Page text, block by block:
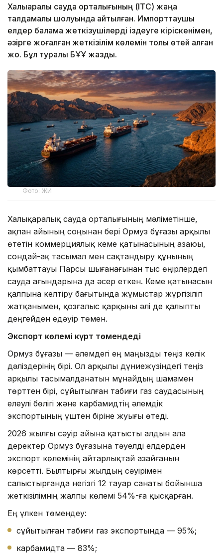
Халықаралық сауда орталығының (ITC) жаңа
талдамалық шолуында айтылған. Импорттаушы
елдер балама жеткізушілерді іздеуге кіріскенімен,
әзірге жоғалған жеткізілім көлемін толық өтей алған
жоқ. Бұл туралы БҰҰ жазды.
Фото: ЖИ
Халықаралық сауда орталығының мәліметінше,
ақпан айының соңынан бері Ормуз бұғазы арқылы
өтетін коммерциялық кеме қатынасының азаюы,
сондай-ақ тасымал мен сақтандыру құнының
қымбаттауы Парсы шығанағынан тыс өңірлердегі
сауда ағындарына да әсер еткен. Кеме қатынасын
қалпына келтіру бағытында жұмыстар жүргізіліп
жатқанымен, қозғалыс қарқыны әлі де қалыпты
деңгейден едәуір төмен.
Экспорт көлемі күрт төмендеді
Ормуз бұғазы — әлемдегі ең маңызды теңіз көлік
дәліздерінің бірі. Ол арқылы дүниежүзіндегі теңіз
арқылы тасымалданатын мұнайдың шамамен
төрттен бірі, сұйытылған табиғи газ саудасының
елеулі бөлігі және карбамидтің әлемдік
экспортының үштен біріне жуығы өтеді.
2026 жылғы сәуір айына қатысты алдын ала
деректер Ормуз бұғазына тәуелді елдерден
экспорт көлемінің айтарлықтай азайғанын
көрсетті. Былтырғы жылдың сәуірімен
салыстырғанда негізгі 12 тауар санаты бойынша
жеткізілімнің жалпы көлемі 54%-ға қысқарған.
Ең үлкен төмендеу:
сұйытылған табиғи газ экспортында — 95%;
карбамидта — 83%;